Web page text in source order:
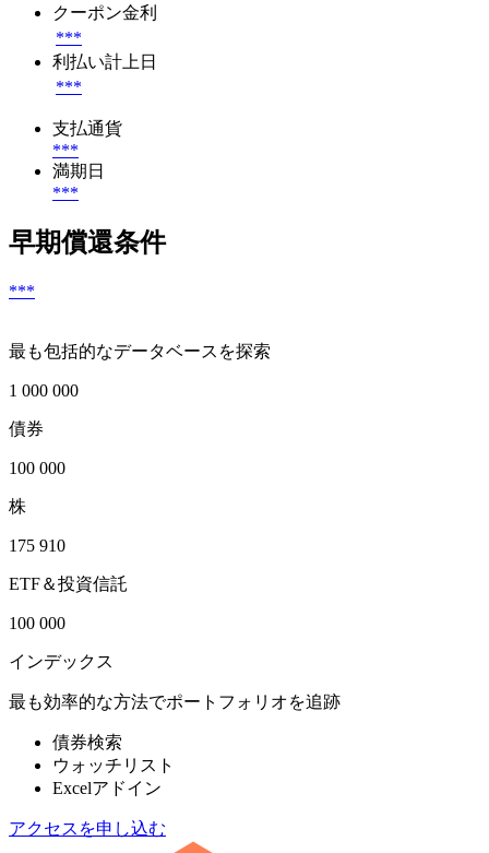
クーポン金利
***
利払い計上日
***
支払通貨
***
満期日
***
早期償還条件
***
最も包括的なデータベースを探索
1 000 000
債券
100 000
株
175 910
ETF＆投資信託
100 000
インデックス
最も効率的な方法でポートフォリオを追跡
債券検索
ウォッチリスト
Excelアドイン
アクセスを申し込む